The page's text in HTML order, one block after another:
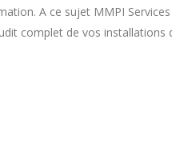
A ce sujet MMPI
complet de vos installations